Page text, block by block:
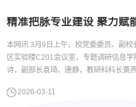
本网讯 3月9日上午，校党委委员、副
区实验楼C201会议室，专题调研信息
诗，副部长袁琦、唐静，教研科科长黄
主任刘珍、人工智能系（筹）负责人钟
2026-03-11